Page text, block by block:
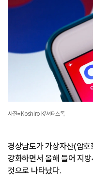
사진=Koshiro K/셔터스톡
경상남도가 가상자산(암
강화하면서 올해 들어 지
것으로 나타났다.